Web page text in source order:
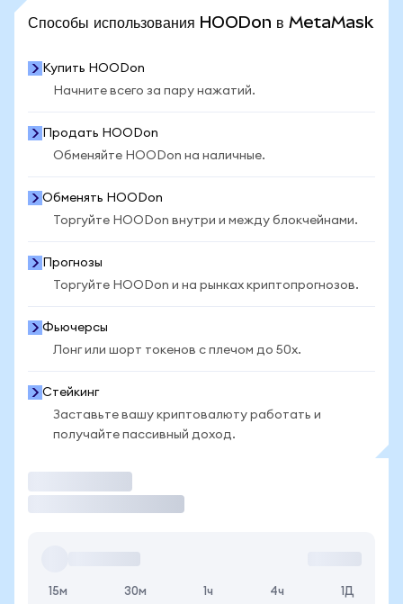
Способы использования HOODon в MetaMask
Купить HOODon
Начните всего за пару нажатий.
Продать HOODon
Обменяйте HOODon на наличные.
Обменять HOODon
Торгуйте HOODon внутри и между блокчейнами.
Прогнозы
Торгуйте HOODon и на рынках криптопрогнозов.
Фьючерсы
Лонг или шорт токенов с плечом до 50x.
Стейкинг
Заставьте вашу криптовалюту работать и
получайте пассивный доход.
15м 30м 1ч 4ч 1Д